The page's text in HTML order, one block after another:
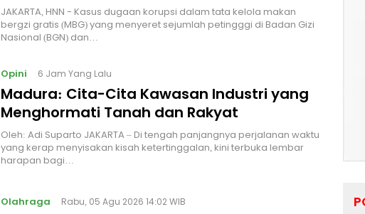
JAKARTA, HNN - Kasus dugaan korupsi dalam tata kelola makan
bergzi gratis (MBG) yang menyeret sejumlah petingggi di Badan Gizi
Nasional (BGN) dan…
Opini 6 Jam Yang Lalu
Madura: Cita-Cita Kawasan Industri yang
Menghormati Tanah dan Rakyat
Oleh: Adi Suparto JAKARTA – Di tengah panjangnya perjalanan waktu
yang kerap menyisakan kisah ketertinggalan, kini terbuka lembar
harapan bagi…
Olahraga Rabu, 05 Agu 2026 14:02 WIB